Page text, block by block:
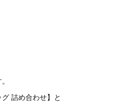
詰め合わせ】と